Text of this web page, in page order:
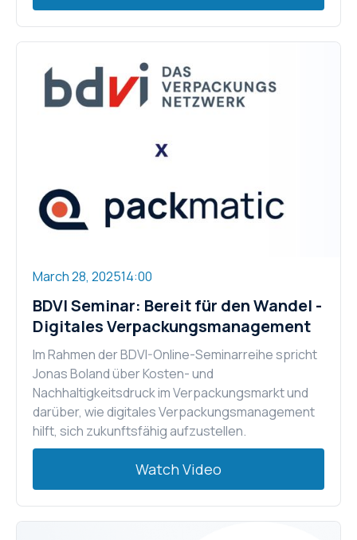
March 28, 202514:00
BDVI Seminar: Bereit für den Wandel -
Digitales Verpackungsmanagement
Im Rahmen der BDVI-Online-Seminarreihe spricht
Jonas Boland über Kosten- und
Nachhaltigkeitsdruck im Verpackungsmarkt und
darüber, wie digitales Verpackungsmanagement
hilft, sich zukunftsfähig aufzustellen.
Watch Video